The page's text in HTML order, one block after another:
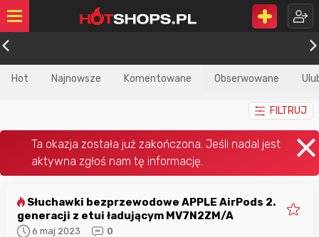
Hot Najnowsze Komentowane Obserwowane
FILTRUJ
generacji z etui ładującym MV7N2ZM/A
6 maj 2023 0